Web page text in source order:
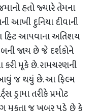
હતો જ્યારે તેમના
આખી દુનિયા દીવાની
હિટ આપવાના અતિશય
જાય છે જે દર્શકોને
કરી મૂકે છે. રામચરણની
આવું જ થયું છે. આ ફિલ્મ
તરીકે પ્રમોટ